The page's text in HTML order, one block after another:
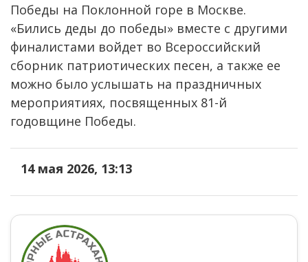
Победы на Поклонной горе в Москве.
«Бились деды до победы» вместе с другими
финалистами войдет во Всероссийский
сборник патриотических песен, а также ее
можно было услышать на праздничных
мероприятиях, посвященных 81-й
годовщине Победы.
14 мая 2026, 13:13